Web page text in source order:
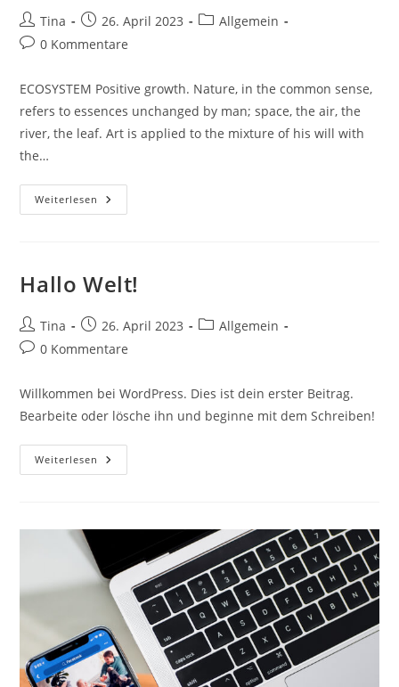
Beitrags-
Autor:
Tina
Beitrag
veröffentlicht:
26. April 2023
Beitrags-
Allgemein
Beitrags-
0 Kommentare
ECOSYSTEM Positive growth. Nature, in the common sense,
refers to essences unchanged by man; space, the air, the
river, the leaf. Art is applied to the mixture of his will with
the…
Weiterlesen
Hallo Welt!
Beitrags-
Autor:
Tina
Beitrag
veröffentlicht:
26. April 2023
Beitrags-
Allgemein
Beitrags-
0 Kommentare
Willkommen bei WordPress. Dies ist dein erster Beitrag.
Bearbeite oder lösche ihn und beginne mit dem Schreiben!
Weiterlesen Hallo
Welt!